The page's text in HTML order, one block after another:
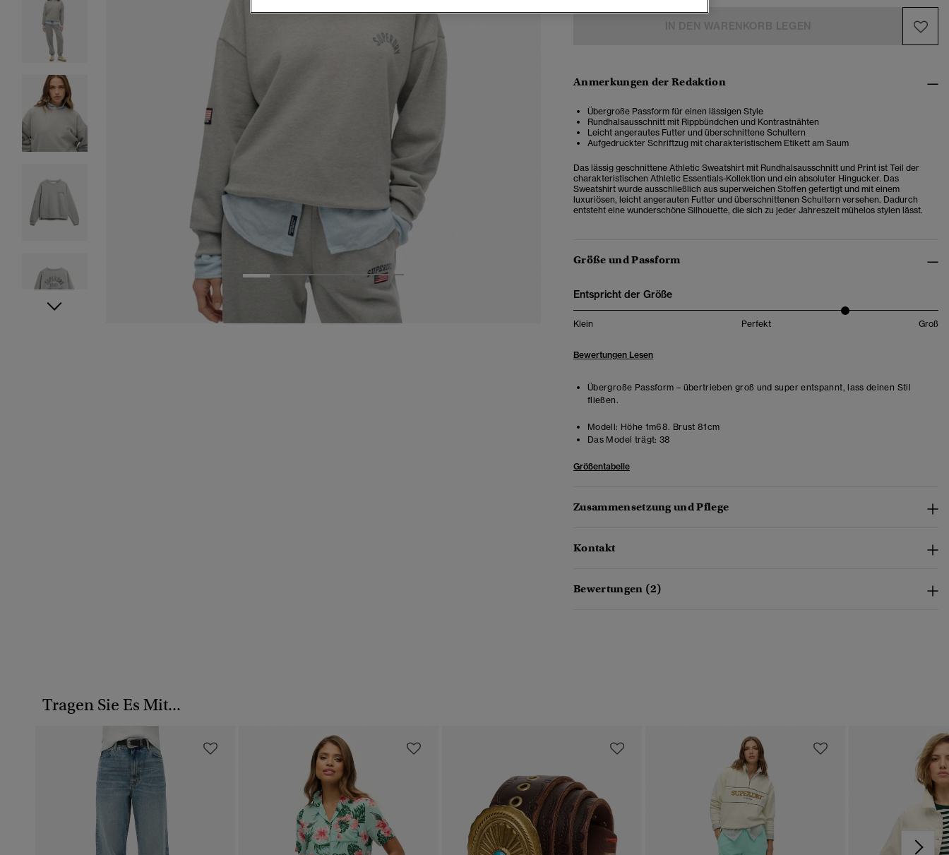
3 6
IN DEN WARENKORB LEGEN
Anmerkungen der Redaktion
Übergroße Passform für einen lässigen Style
Rundhalsausschnitt mit Rippbündchen und Kontrastnähten
Leicht angerautes Futter und überschnittene Schultern
Aufgedruckter Schriftzug mit charakteristischem Etikett am Saum
Das lässig geschnittene Athletic Sweatshirt mit Rundhalsausschnitt und Print ist Teil der
charakteristischen Athletic Essentials-Kollektion und ein absoluter Hingucker. Das
Sweatshirt wurde ausschließlich aus superweichen Stoffen gefertigt und mit einem
luxuriösen, leicht angerauten Futter und überschnittenen Schultern versehen. Dadurch
entsteht eine wunderschöne Silhouette, die sich zu jeder Jahreszeit mühelos stylen lässt.
Größe und Passform
Entspricht der Größe
Klein Perfekt Groß
Bewertungen Lesen
Übergroße Passform – übertrieben groß und super entspannt, lass deinen Stil
fließen.
Modell: Höhe 1m68. Brust 81cm
Das Model trägt: 38
Größentabelle
Zusammensetzung und Pflege
Kontakt
Bewertungen (2)
Tragen Sie Es Mit...